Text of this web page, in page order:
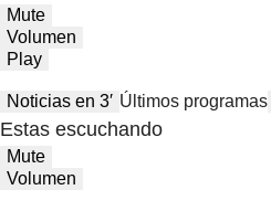
Mute
Volumen
Play
Noticias en 3′ Últimos programas
Estas escuchando
Mute
Volumen